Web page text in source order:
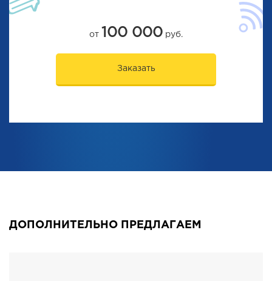
от 100 000 руб.
Заказать
ДОПОЛНИТЕЛЬНО ПРЕДЛАГАЕМ